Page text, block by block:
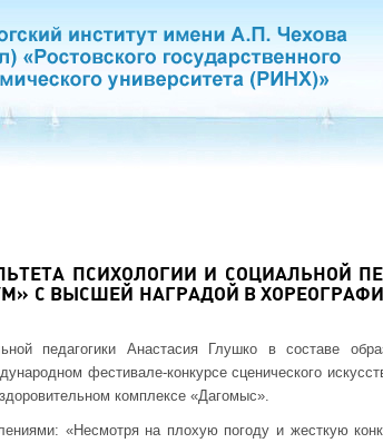
ПСИХОЛОГИИ И СОЦИАЛЬНОЙ
С ВЫСШЕЙ НАГРАДОЙ В
педагогики Анастасия Глушко в составе
фестивале-конкурсе сценического
комплексе «Дагомыс».
«Несмотря на плохую погоду и жесткую